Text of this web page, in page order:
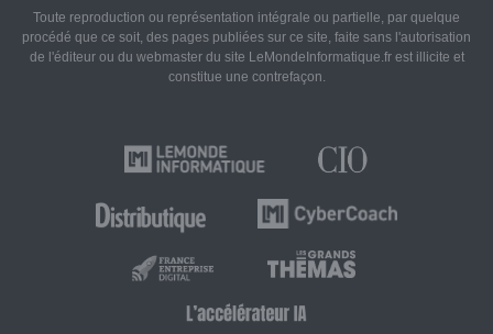
Toute reproduction ou représentation intégrale ou partielle, par quelque
procédé que ce soit, des pages publiées sur ce site, faite sans l'autorisation
de l'éditeur ou du webmaster du site LeMondeInformatique.fr est illicite et
constitue une contrefaçon.